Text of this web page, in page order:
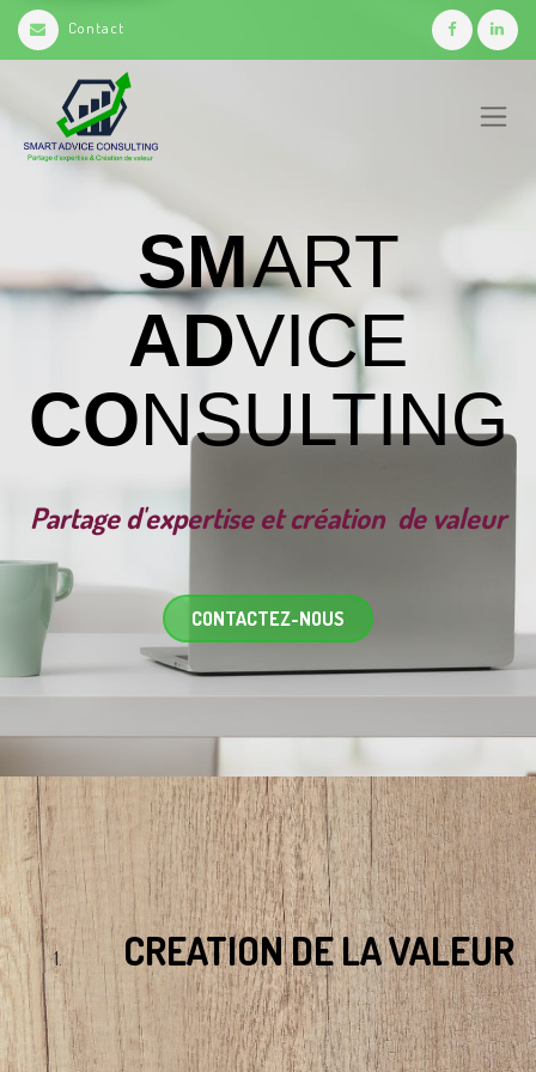
Contact
SMART
ADVICE
CONSULTING
Partage d'expertise et création de valeur
CONTACTEZ-NOUS
CREATION DE LA VALEUR